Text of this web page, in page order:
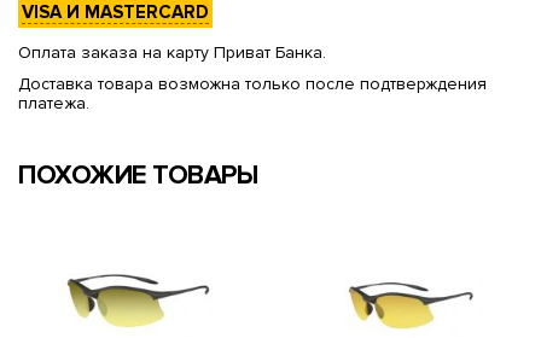
VISA И MASTERCARD
Оплата заказа на карту Приват Банка.
Доставка товара возможна только после подтверждения
платежа.
ПОХОЖИЕ ТОВАРЫ